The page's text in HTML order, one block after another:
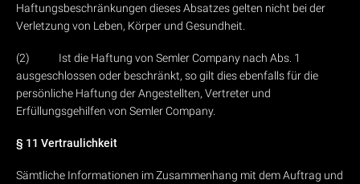
Haftungsbeschränkungen dieses Absatzes gelten nicht bei der
Verletzung von Leben, Körper und Gesundheit.
(2) Ist die Haftung von Semler Company nach Abs. 1
ausgeschlossen oder beschränkt, so gilt dies ebenfalls für die
persönliche Haftung der Angestellten, Vertreter und
Erfüllungsgehilfen von Semler Company.
§ 11 Vertraulichkeit
Sämtliche Informationen im Zusammenhang mit dem Auftrag und